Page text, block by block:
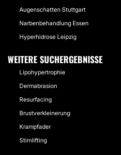
Augenschatten Stuttgart
Narbenbehandlung Essen
Hyperhidrose Leipzig
WEITERE SUCHERGEBNISSE
Lipohypertrophie
Dermabrasion
Resurfacing
Brustverkleinerung
Krampfader
Stirnlifting